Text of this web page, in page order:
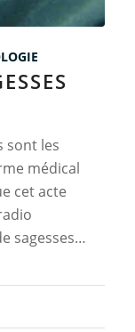
sont les
médical
cet acte
sagesses…